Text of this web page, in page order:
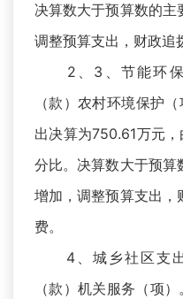
决算数大于预算数的主
调整预算支出，财政追
2、3、节能环保
（款）农村环境保护
出决算为750.61万元
分比。决算数大于预算
增加，调整预算支出，
费。
4、城乡社区支出
（款）机关服务（项